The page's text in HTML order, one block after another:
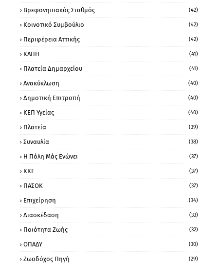
Βρεφονηπιακός Σταθμός (42)
Κοινοτικό Συμβούλιο (42)
Περιφέρεια Αττικής (42)
ΚΑΠΗ (41)
Πλατεία Δημαρχείου (41)
Ανακύκλωση (40)
Δημοτική Επιτροπή (40)
ΚΕΠ Υγείας (40)
Πλατεία (39)
Συναυλία (38)
Η Πόλη Μάς Ενώνει (37)
ΚΚΕ (37)
ΠΑΣΟΚ (37)
Επιχείρηση (34)
Διασκέδαση (33)
Ποιότητα Ζωής (32)
ΟΠΑΔΥ (30)
Ζωοδόχος Πηγή (29)